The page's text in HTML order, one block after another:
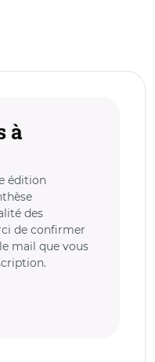
à
édition
des
de confirmer
mail que vous